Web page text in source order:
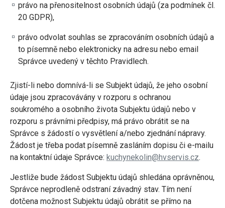
právo na přenositelnost osobních údajů (za podmínek čl.
20 GDPR),
právo odvolat souhlas se zpracováním osobních údajů a
to písemně nebo elektronicky na adresu nebo email
Správce uvedený v těchto Pravidlech.
Zjistí-li nebo domnívá-li se Subjekt údajů, že jeho osobní
údaje jsou zpracovávány v rozporu s ochranou
soukromého a osobního života Subjektu údajů nebo v
rozporu s právními předpisy, má právo obrátit se na
Správce s žádostí o vysvětlení a/nebo zjednání nápravy.
Žádost je třeba podat písemně zasláním dopisu či e-mailu
na kontaktní údaje Správce: kuchynekolin@hvservis.cz.
Jestliže bude žádost Subjektu údajů shledána oprávněnou,
Správce neprodleně odstraní závadný stav. Tím není
dotčena možnost Subjektu údajů obrátit se přímo na